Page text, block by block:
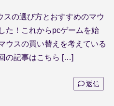
の選び方とおすすめのマウ
た！これからpcゲームを始
ウスの買い替えを考えている
の記事はこちら […]
返信